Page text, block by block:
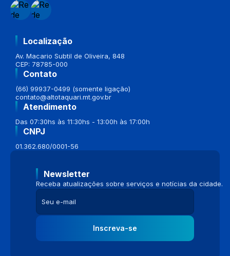
Localização
Av. Macario Subtil de Oliveira, 848
CEP: 78785-000
Contato
(66) 99937-0499 (somente ligação)
contato@altotaquari.mt.gov.br
Atendimento
Das 07:30hs às 11:30hs - 13:00h às 17:00h
CNPJ
01.362.680/0001-56
Newsletter
Receba atualizações sobre serviços e notícias da cidade.
Inscreva-se